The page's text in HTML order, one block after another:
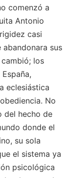
comenzó a
Antonio
casi
sus
los
eclesiástica
No
del hecho de
donde el
su sola
el sistema ya
psicológica